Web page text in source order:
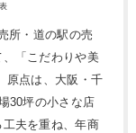
所・道の駅の売
「こだわりや美
原点は、大阪・千
30坪の小さな店
夫を重ね、年商